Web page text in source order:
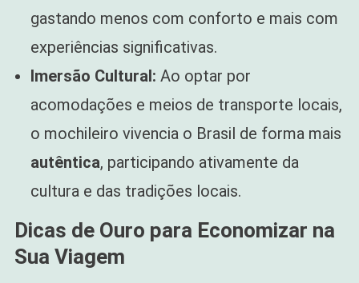
gastando menos com conforto e mais com
experiências significativas.
Imersão Cultural: Ao optar por
acomodações e meios de transporte locais,
o mochileiro vivencia o Brasil de forma mais
autêntica, participando ativamente da
cultura e das tradições locais.
Dicas de Ouro para Economizar na
Sua Viagem